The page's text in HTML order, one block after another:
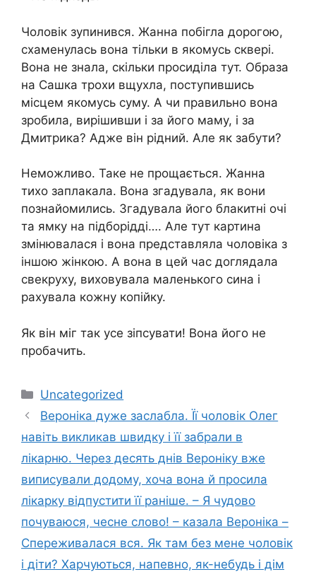
Чоловік зупинився. Жанна побігла дорогою,
схаменулась вона тільки в якомусь сквері.
Вона не знала, скільки просиділа тут. Образа
на Сашка трохи вщухла, поступившись
місцем якомусь суму. А чи правильно вона
зробила, вирішивши і за його маму, і за
Дмитрика? Адже він рідний. Але як забути?
Неможливо. Таке не прощається. Жанна
тихо заплакала. Вона згадувала, як вони
познайомились. Згадувала його блакитні очі
та ямку на підборідді…. Але тут картина
змінювалася і вона представляла чоловіка з
іншою жінкою. А вона в цей час доглядала
свекруху, виховувала маленького сина і
рахувала кожну копійку.
Як він міг так усе зіпсувати! Вона його не
пробачить.
Категорії
Uncategorized
Вероніка дуже заслабла. Її чоловік Олег
навіть викликав швидку і її забрали в
лікарню. Через десять днів Вероніку вже
виписували додому, хоча вона й просила
лікарку відпустити її раніше. – Я чудово
почуваюся, чесне слово! – казала Вероніка –
Спереживалася вся. Як там без мене чоловік
і діти? Харчуються, напевно, як-небудь і дім